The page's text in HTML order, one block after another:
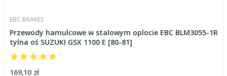
EBC BRAKES
Przewody hamulcowe w stalowym oplocie EBC BLM3055-1R
tylna oś SUZUKI GSX 1100 E [80-81]
169,10 zł